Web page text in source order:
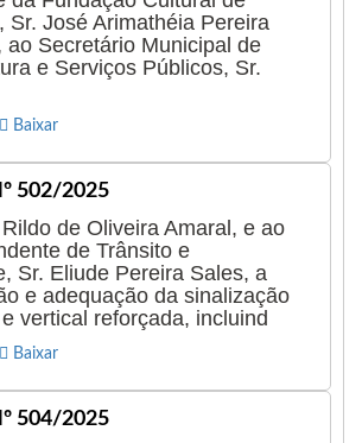
Sr. José Arimathéia Pereira
ao Secretário Municipal de
e Serviços Públicos, Sr.
Baixar
502/2025
de Oliveira Amaral, e ao
de Trânsito e
Sr. Eliude Pereira Sales, a
e adequação da sinalização
vertical reforçada, incluind
Baixar
504/2025